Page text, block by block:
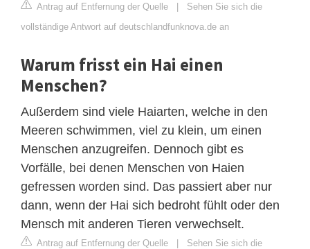
Antrag auf Entfernung der Quelle | Sehen Sie sich die
vollständige Antwort auf deutschlandfunknova.de an
Warum frisst ein Hai einen
Menschen?
Außerdem sind viele Haiarten, welche in den
Meeren schwimmen, viel zu klein, um einen
Menschen anzugreifen. Dennoch gibt es
Vorfälle, bei denen Menschen von Haien
gefressen worden sind. Das passiert aber nur
dann, wenn der Hai sich bedroht fühlt oder den
Mensch mit anderen Tieren verwechselt.
Antrag auf Entfernung der Quelle | Sehen Sie sich die